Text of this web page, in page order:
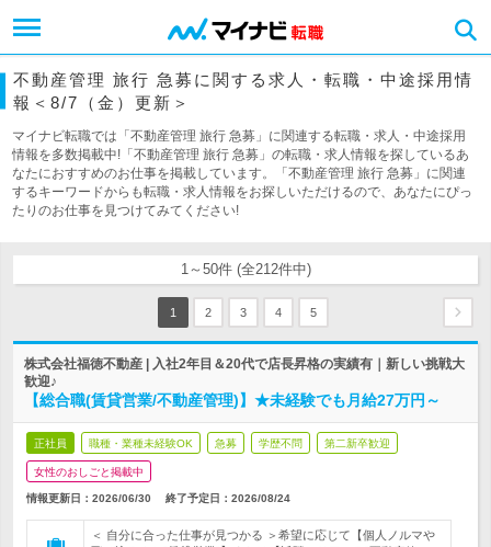
不動産管理 旅行 急募に関する求人・転職・中途採用情
報＜8/7（金）更新＞
マイナビ転職では「不動産管理 旅行 急募」に関連する転職・求人・中途採用
情報を多数掲載中!「不動産管理 旅行 急募」の転職・求人情報を探しているあ
なたにおすすめのお仕事を掲載しています。「不動産管理 旅行 急募」に関連
するキーワードからも転職・求人情報をお探しいただけるので、あなたにぴっ
たりのお仕事を見つけてみてください!
1～50件 (全212件中)
1 2 3 4 5
株式会社福徳不動産 | 入社2年目＆20代で店長昇格の実績有｜新しい挑戦大
歓迎♪
【総合職(賃貸営業/不動産管理)】★未経験でも月給27万円～
正社員 職種・業種未経験OK 急募 学歴不問 第二新卒歓迎
女性のおしごと掲載中
情報更新日：2026/06/30 終了予定日： 2026/08/24
＜ 自分に合った仕事が見つかる ＞希望に応じて【個人ノルマや